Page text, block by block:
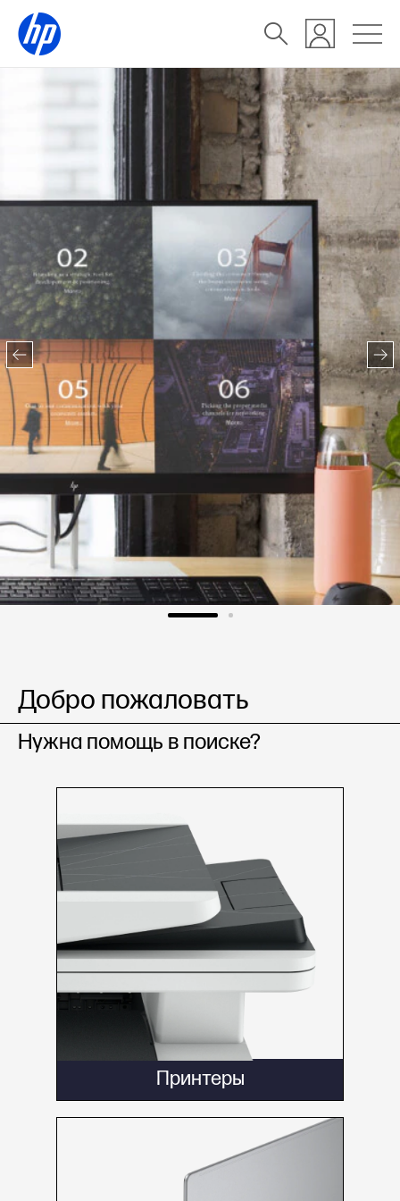
Добро пожаловать
Нужна помощь в поиске?
Принтеры